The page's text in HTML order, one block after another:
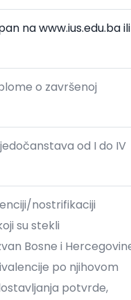
na www.ius.edu.ba
o završenoj
od I do IV
nostrifikaciji
su stekli
Bosne i
po njihovom
potvrde,